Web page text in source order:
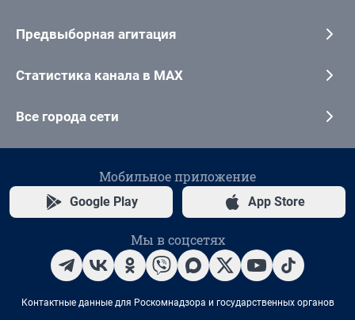
Предвыборная агитация
Статистика канала в MAX
Все города сети
Мобильное приложение
Google Play App Store
Мы в соцсетях
Контактные данные для Роскомнадзора и государственных органов